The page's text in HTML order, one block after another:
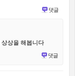
댓글
상을 해봅니다
댓글